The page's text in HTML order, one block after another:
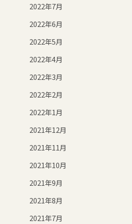
2022年7月
2022年6月
2022年5月
2022年4月
2022年3月
2022年2月
2022年1月
2021年12月
2021年11月
2021年10月
2021年9月
2021年8月
2021年7月